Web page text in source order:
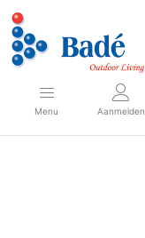
Menu Aanmelden